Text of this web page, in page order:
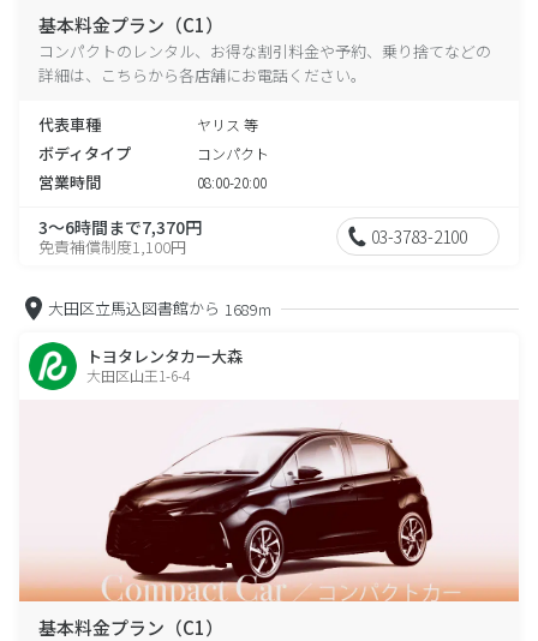
基本料金プラン（C1）
コンパクトのレンタル、お得な割引料金や予約、乗り捨てなどの
詳細は、こちらから各店舗にお電話ください。
代表車種 ヤリス 等
ボディタイプ コンパクト
営業時間 08:00-20:00
3～6時間まで7,370円
免責補償制度1,100円 03-3783-2100
大田区立馬込図書館から 1689m
トヨタレンタカー大森
大田区山王1-6-4
基本料金プラン（C1）